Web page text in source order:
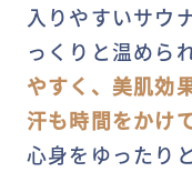
入りやすいサウ
っくりと温めら
やすく、美肌効
汗も時間をかけ
心身をゆったり